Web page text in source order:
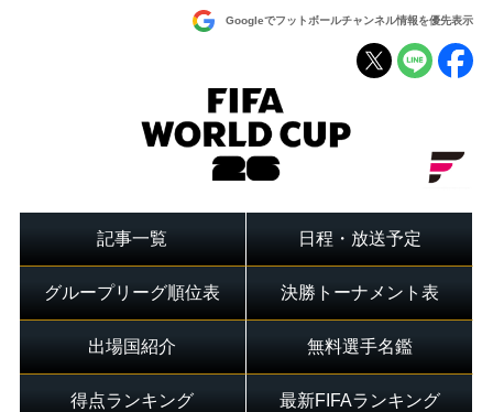
Googleでフットボールチャンネル情報を優先表示
記事一覧 日程・放送予定
グループリーグ順位表 決勝トーナメント表
出場国紹介 無料選手名鑑
得点ランキング 最新FIFAランキング